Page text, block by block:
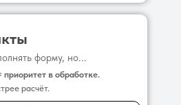
в обработке.
расчёт.
форму, но...